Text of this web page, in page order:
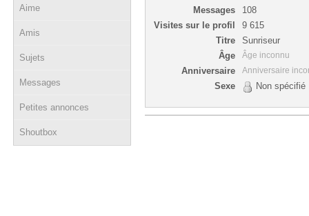
Aime
Amis
Sujets
Messages
Petites annonces
Shoutbox
Messages
108
Visites sur le profil
9 615
Titre
Sunriseur
Âge
Âge inconnu
Anniversaire Anniversaire
Sexe Non spécifié